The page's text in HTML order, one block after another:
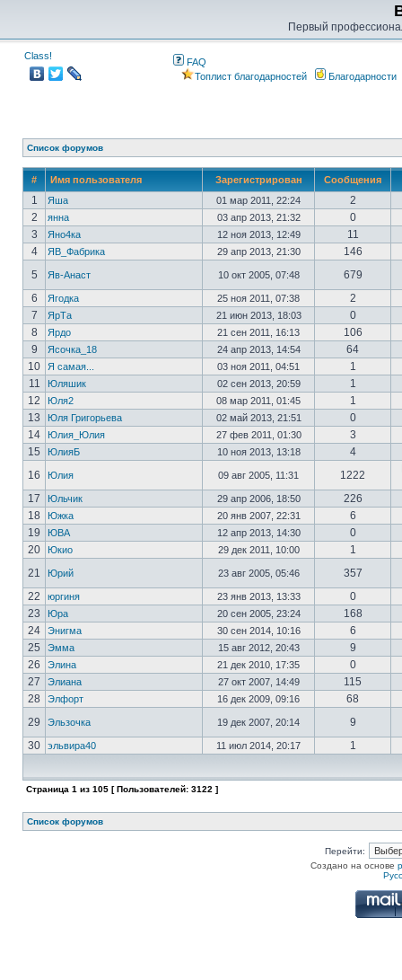
Первый
Class!
FAQ
Топлист благодарностей
Благодарности
Список форумов
# Имя пользователя Зарегистрирован Сообщения
1 Яша 01 мар 2011, 22:24
2
2
янна 03 апр 2013, 21:32
0
3
Яно4ка 12 ноя 2013, 12:49
11
4
ЯВ_Фабрика 29 апр 2013, 21:30
146
5
Яв-Анаст 10 окт 2005, 07:48
679
6
Ягодка 25 ноя 2011, 07:38
2
7
ЯрТа 21 июн 2013, 18:03
0
8
Ярдо 21 сен 2011, 16:13
106
9
Ясочка_18 24 апр 2013, 14:54
64
10
Я самая... 03 ноя 2011, 04:51
1
11
Юляшик 02 сен 2013, 20:59
1
12
Юля2 08 мар 2011, 01:45
1
13
Юля Григорьева 02 май 2013, 21:51
0
14
Юлия_Юлия 27 фев 2011, 01:30
3
15
ЮлияБ 10 ноя 2013, 13:18
4
16
Юлия 09 авг 2005, 11:31 1222
17 Юльчик 29 апр 2006, 18:50
226
18
Южка 20 янв 2007, 22:31
6
19
ЮВА 12 апр 2013, 14:30
0
20
Юкио 29 дек 2011, 10:00
1
21
Юрий 23 авг 2005, 05:46
357
22
юргиня 23 янв 2013, 13:33
0
23
Юра 20 сен 2005, 23:24
168
24
Энигма 30 сен 2014, 10:16
6
25
Эмма 15 авг 2012, 20:43
9
26
Элина 21 дек 2010, 17:35
0
27
Элиана 27 окт 2007, 14:49
115
28
Элфорт 16 дек 2009, 09:16
68
29
Эльзочка 19 дек 2007, 20:14
9
30
эльвира40 11 июл 2014, 20:17 1
Страница 1 из 105 [ Пользователей: 3122 ]
Список форумов
Перейти:
Создано на основе